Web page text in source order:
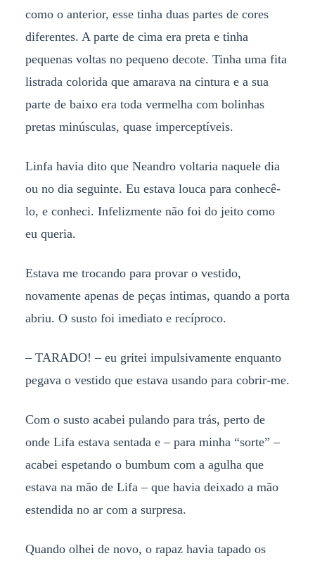
como o anterior, esse tinha duas partes de cores
diferentes. A parte de cima era preta e tinha
pequenas voltas no pequeno decote. Tinha uma fita
listrada colorida que amarava na cintura e a sua
parte de baixo era toda vermelha com bolinhas
pretas minúsculas, quase imperceptíveis.
Linfa havia dito que Neandro voltaria naquele dia
ou no dia seguinte. Eu estava louca para conhecê-
lo, e conheci. Infelizmente não foi do jeito como
eu queria.
Estava me trocando para provar o vestido,
novamente apenas de peças intimas, quando a porta
abriu. O susto foi imediato e recíproco.
– TARADO! – eu gritei impulsivamente enquanto
pegava o vestido que estava usando para cobrir-me.
Com o susto acabei pulando para trás, perto de
onde Lifa estava sentada e – para minha “sorte” –
acabei espetando o bumbum com a agulha que
estava na mão de Lifa – que havia deixado a mão
estendida no ar com a surpresa.
Quando olhei de novo, o rapaz havia tapado os